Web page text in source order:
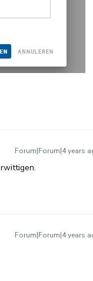
Forum|Forum|4 years
Forum|Forum|4 years